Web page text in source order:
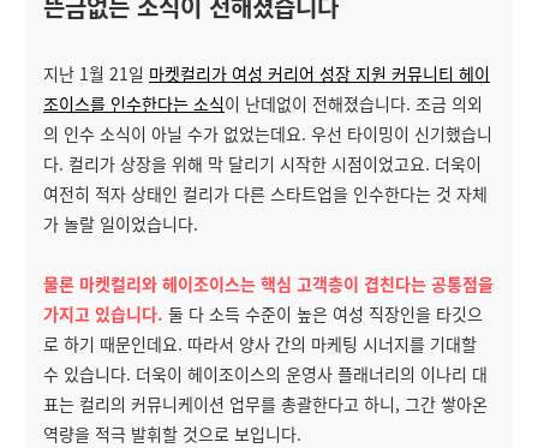
뜬금없는 소식이 전해졌습니다
지난 1월 21일 마켓컬리가 여성 커리어 성장 지원 커뮤니티 헤이
조이스를 인수한다는 소식이 난데없이 전해졌습니다. 조금 의외
의 인수 소식이 아닐 수가 없었는데요. 우선 타이밍이 신기했습니
다. 컬리가 상장을 위해 막 달리기 시작한 시점이었고요. 더욱이
여전히 적자 상태인 컬리가 다른 스타트업을 인수한다는 것 자체
가 놀랄 일이었습니다.
물론 마켓컬리와 헤이조이스는 핵심 고객층이 겹친다는 공통점을
가지고 있습니다. 둘 다 소득 수준이 높은 여성 직장인을 타깃으
로 하기 때문인데요. 따라서 양사 간의 마케팅 시너지를 기대할
수 있습니다. 더욱이 헤이조이스의 운영사 플래너리의 이나리 대
표는 컬리의 커뮤니케이션 업무를 총괄한다고 하니, 그간 쌓아온
역량을 적극 발휘할 것으로 보입니다.